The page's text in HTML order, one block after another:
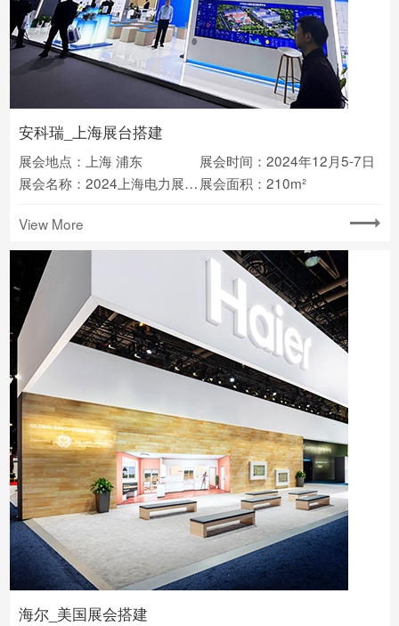
安科瑞_上海展台搭建
展会地点：上海 浦东
展会时间：2024年12月5-7日
展会名称：2024上海电力展EP 展会面积：210m²
View More
海尔_美国展会搭建